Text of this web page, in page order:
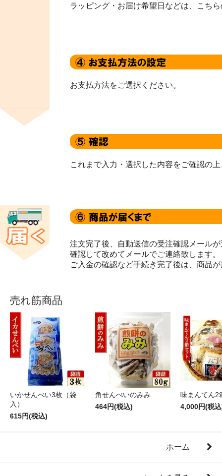
ラッピング・お届け希望日などは、こち
お支払方法をご選択ください。
これまで入力・選択した内容をご確認の
注文完了後、自動送信の受注確認メール
確認して改めてメールでご連絡致します。
ご入金の確認など手続き完了後は、商品
売れ筋商品
いかせんべい3枚（袋
入）
615円(税込)
角せんべいのみみ
464円(税込)
味まんてん2
4,000円(税
ホーム